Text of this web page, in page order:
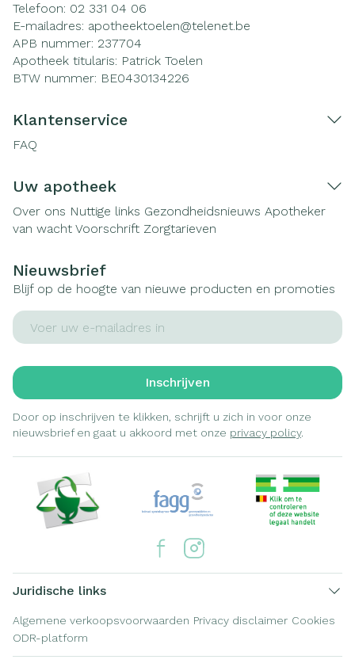
Telefoon: 02 331 04 06
E-mailadres: apotheektoelen@telenet.be
APB nummer: 237704
Apotheek titularis: Patrick Toelen
BTW nummer: BE0430134226
Klantenservice
FAQ
Uw apotheek
Over ons Nuttige links Gezondheidsnieuws Apotheker
van wacht Voorschrift Zorgtarieven
Nieuwsbrief
Blijf op de hoogte van nieuwe producten en promoties
E-mail adres
Inschrijven
Door op inschrijven te klikken, schrijft u zich in voor onze
nieuwsbrief en gaat u akkoord met onze privacy policy.
Juridische links
Algemene verkoopsvoorwaarden Privacy disclaimer Cookies
ODR-platform